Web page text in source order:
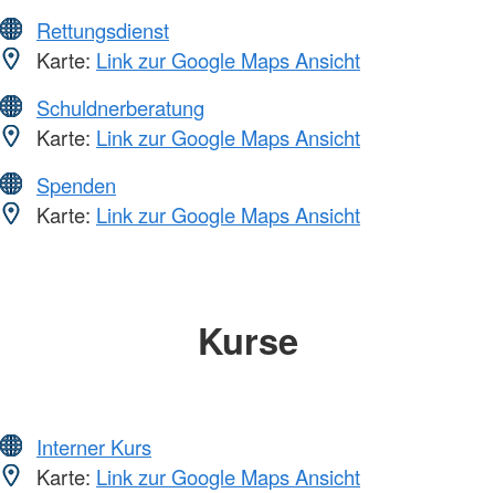
Rettungsdienst
Karte: Link zur Google Maps Ansicht
Schuldnerberatung
Karte: Link zur Google Maps Ansicht
Spenden
Karte: Link zur Google Maps Ansicht
Kurse
Interner Kurs
Karte: Link zur Google Maps Ansicht